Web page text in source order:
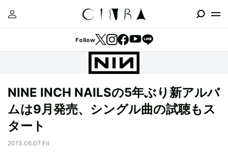
Follow
NINE INCH NAILSの5年ぶり新アルバ
ムは9月発売、シングル曲の試聴もス
タート
2013.06.07 Fri